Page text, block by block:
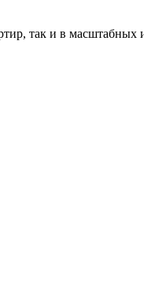
так и в масштабных